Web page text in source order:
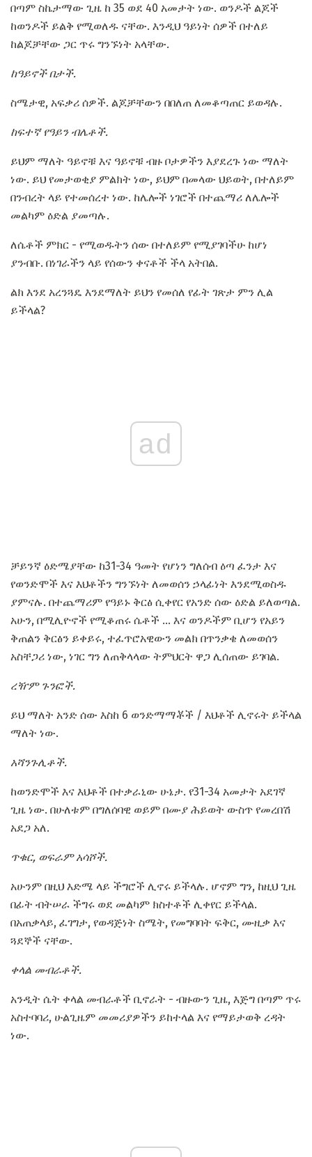
በጣም ስኬታማው ጊዜ ከ 35 ወደ 40 አመታት ነው. ወንዶች ልጆች
ከወንዶች ይልቅ የሚወለዱ ናቸው. እንዲህ ዓይነት ሰዎች በተለይ
ከልጆቻቸው ጋር ጥሩ ግንኙነት አላቸው.
ከዓይኖች በታች.
ስሜታዊ, አፍቃሪ ሰዎች. ልጆቻቸውን በበለጠ ለመቆጣጠር ይወዳሉ.
ከፍተኛ የዓይን ብሌቶች.
ይህም ማለት ዓይኖቹ እና ዓይኖቹ ብዙ ቦታዎችን እያደረጉ ነው ማለት
ነው. ይህ የመታወቂያ ምልክት ነው, ይህም በመላው ህይወት, በተለይም
በንብረት ላይ የተመሰረተ ነው. ከሌሎች ነገሮች በተጨማሪ ለሌሎች
መልካም ዕድል ያመጣሉ.
ለሴቶች ምክር - የሚወዱትን ሰው በተለይም የሚያገባችሁ ከሆነ
ያንብቡ. በነገራችን ላይ የሰውን ቀናቶች ችላ አትበል.
ልክ እንደ አረንጓዴ እንደማለት ይህን የመሰለ የፊት ገጽታ ምን ሊል
ይችላል?
ad
ቻይንኛ ዕድሜያቸው ከ31-34 ዓመት የሆነን ግለሰብ ዕጣ ፈንታ እና
የወንድሞች እና እህቶችን ግንኙነት ለመወሰን ኃላፊነት እንደሚወስዱ
ያምናሉ. በተጨማሪም የዓይኑ ቅርፅ ሲቀየር የአንድ ሰው ዕድል ይለወጣል.
አሁን, በሚሊዮኖች የሚቆጠሩ ሴቶች ... እና ወንዶችም ቢሆን የአይን
ቅጠልን ቅርፅን ይቀይሩ, ተፈጥሮአዊውን መልክ በጥንቃቄ ለመወሰን
አስቸጋሪ ነው, ነገር ግን ለጠቅላላው ትምህርት ዋጋ ሊሰጠው ይገባል.
ረዥም ጉንፎች.
ይህ ማለት አንድ ሰው እስከ 6 ወንድማማቾች / እህቶች ሊኖሩት ይችላል
ማለት ነው.
አሻንጉሊቶች.
ከወንድሞች እና እህቶች በተቃራኒው ሁኔታ. የ31-34 አመታት አደገኛ
ጊዜ ነው. በሁለቱም በግለሰባዊ ወይም በሙያ ሕይወት ውስጥ የመረበሽ
አደጋ አለ.
ጥቁር, ወፍራም አሳሾች.
አሁንም በዚህ እድሜ ላይ ችግሮች ሊኖሩ ይችላሉ. ሆኖም ግን, ከዚህ ጊዜ
በፊት ብትሠራ ችግሩ ወደ መልካም ክስተቶች ሊቀየር ይችላል.
በአጠቃላይ, ፈገግታ, የወዳጅነት ስሜት, የመግባባት ፍቅር, ሙዚቃ እና
ጓደኞች ናቸው.
ቀላል መብራቶች.
አንዲት ሴት ቀላል መብራቶች ቢኖራት - ብዙውን ጊዜ, እጅግ በጣም ጥሩ
አስተባባሪ, ሁልጊዜም መመሪያዎችን ይከተላል እና የማይታወቅ ረዳት
ነው.